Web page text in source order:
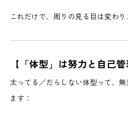
これだけで、周りの見る目は変わり
【「体型」は努力と自己管
太ってる／だらしない体型って、
ます：